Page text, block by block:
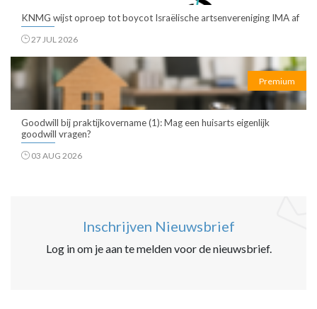
KNMG wijst oproep tot boycot Israëlische artsenvereniging IMA af
27 JUL 2026
Premium
Goodwill bij praktijkovername (1): Mag een huisarts eigenlijk
goodwill vragen?
03 AUG 2026
Inschrijven Nieuwsbrief
Log in om je aan te melden voor de nieuwsbrief.